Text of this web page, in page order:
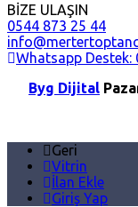
BİZE ULAŞIN
0544 873 25 44
Whatsapp Destek:
Byg Dijital
Geri
Vitrin
İlan Ekle
Giriş Yap